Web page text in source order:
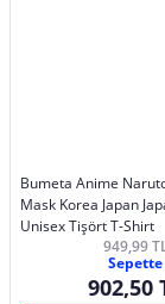
Bumeta Anime
Mask Korea Japan
Unisex Tişört T-Shirt
949,99
Sepette
902,50